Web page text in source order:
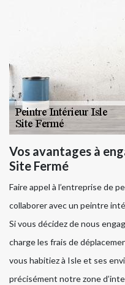
Vos avantages à
Site Fermé
Faire appel à l’entreprise de
collaborer avec un peintre
Si vous décidez de nous
charge les frais de
vous habitiez à Isle et ses
précisément notre zone